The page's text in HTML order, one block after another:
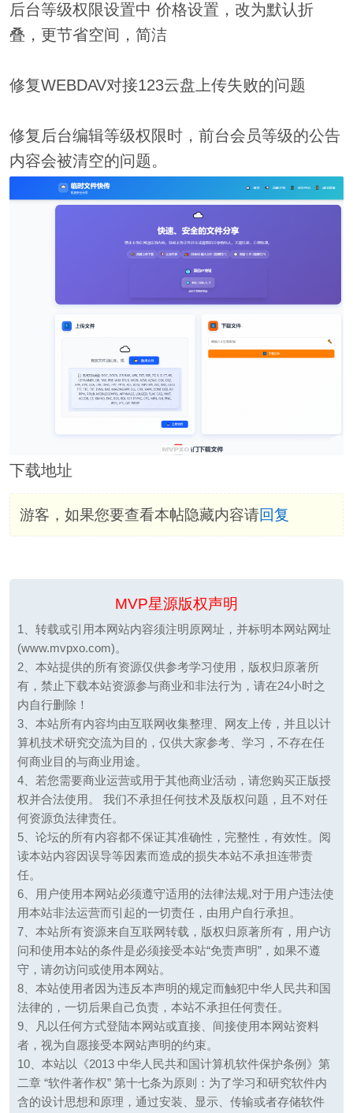
后台等级权限设置中 价格设置，改为默认折
叠，更节省空间，简洁
修复WEBDAV对接123云盘上传失败的问题
修复后台编辑等级权限时，前台会员等级的公告
内容会被清空的问题。
下载地址
游客，如果您要查看本帖隐藏内容请回复
MVP星源版权声明
1、转载或引用本网站内容须注明原网址，并标明本网站网址
(www.mvpxo.com)。
2、本站提供的所有资源仅供参考学习使用，版权归原著所
有，禁止下载本站资源参与商业和非法行为，请在24小时之
内自行删除！
3、本站所有内容均由互联网收集整理、网友上传，并且以计
算机技术研究交流为目的，仅供大家参考、学习，不存在任
何商业目的与商业用途。
4、若您需要商业运营或用于其他商业活动，请您购买正版授
权并合法使用。 我们不承担任何技术及版权问题，且不对任
何资源负法律责任。
5、论坛的所有内容都不保证其准确性，完整性，有效性。阅
读本站内容因误导等因素而造成的损失本站不承担连带责
任。
6、用户使用本网站必须遵守适用的法律法规,对于用户违法使
用本站非法运营而引起的一切责任，由用户自行承担。
7、本站所有资源来自互联网转载，版权归原著所有，用户访
问和使用本站的条件是必须接受本站“免责声明”，如果不遵
守，请勿访问或使用本网站。
8、本站使用者因为违反本声明的规定而触犯中华人民共和国
法律的，一切后果自己负责，本站不承担任何责任。
9、凡以任何方式登陆本网站或直接、间接使用本网站资料
者，视为自愿接受本网站声明的约束。
10、本站以《2013 中华人民共和国计算机软件保护条例》第
二章 “软件著作权” 第十七条为原则：为了学习和研究软件内
含的设计思想和原理，通过安装、显示、传输或者存储软件